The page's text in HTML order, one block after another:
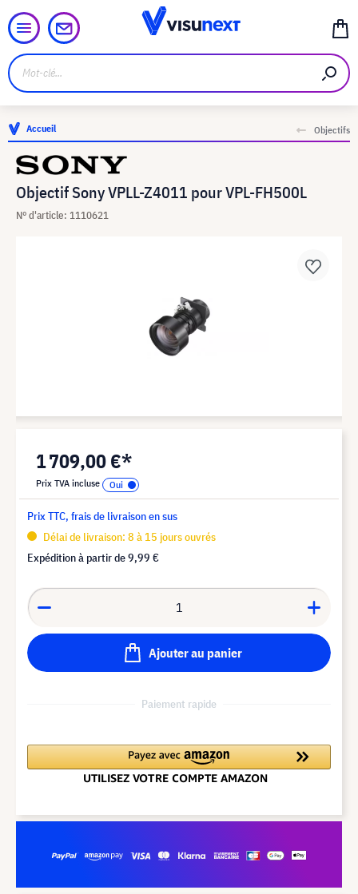
Accueil Objectifs
Objectif Sony VPLL-Z4011 pour VPL-FH500L
N° d'article: 1110621
1 709,00 €*
Prix TVA incluse
Prix TTC, frais de livraison en sus
Délai de livraison: 8 à 15 jours ouvrés
Expédition à partir de9,99 €
Ajouter au panier
Paiement rapide